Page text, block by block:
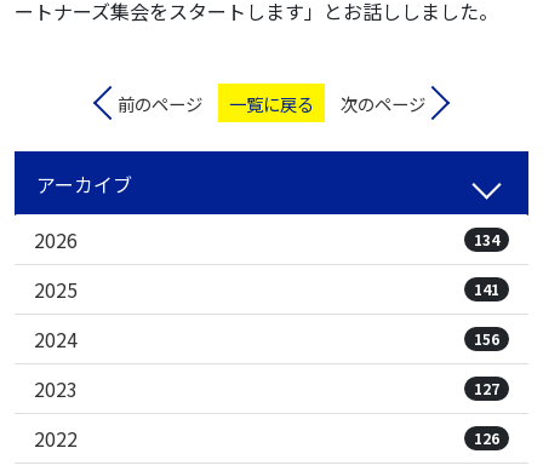
ートナーズ集会をスタートします」とお話ししました。
前のページ 一覧に戻る 次のページ
アーカイブ
2026
134
2025 141
2024 156
2023 127
2022 126